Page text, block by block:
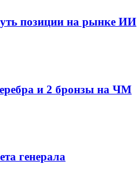
позиции на рынке ИИ
и 2 бронзы на ЧМ
генерала